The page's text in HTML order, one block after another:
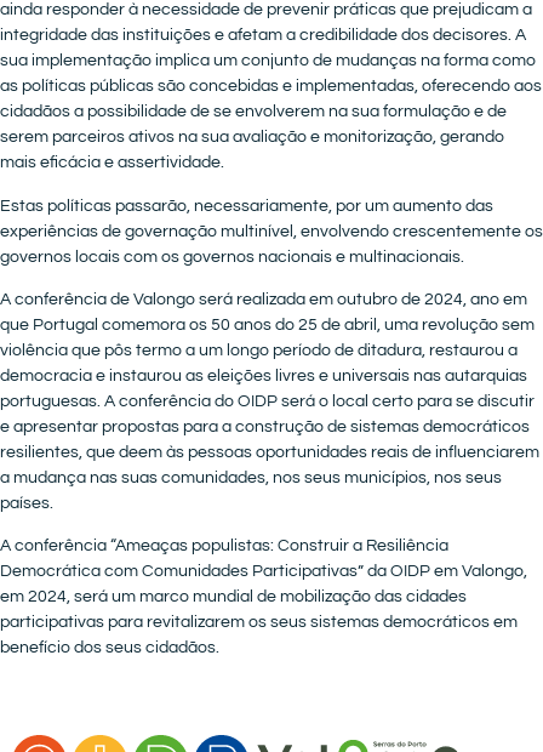
ainda responder à necessidade de prevenir práticas que prejudicam a
integridade das instituições e afetam a credibilidade dos decisores. A
sua implementação implica um conjunto de mudanças na forma como
as políticas públicas são concebidas e implementadas, oferecendo aos
cidadãos a possibilidade de se envolverem na sua formulação e de
serem parceiros ativos na sua avaliação e monitorização, gerando
mais eficácia e assertividade.
Estas políticas passarão, necessariamente, por um aumento das
experiências de governação multinível, envolvendo crescentemente os
governos locais com os governos nacionais e multinacionais.
A conferência de Valongo será realizada em outubro de 2024, ano em
que Portugal comemora os 50 anos do 25 de abril, uma revolução sem
violência que pôs termo a um longo período de ditadura, restaurou a
democracia e instaurou as eleições livres e universais nas autarquias
portuguesas. A conferência do OIDP será o local certo para se discutir
e apresentar propostas para a construção de sistemas democráticos
resilientes, que deem às pessoas oportunidades reais de influenciarem
a mudança nas suas comunidades, nos seus municípios, nos seus
países.
A conferência “Ameaças populistas: Construir a Resiliência
Democrática com Comunidades Participativas” da OIDP em Valongo,
em 2024, será um marco mundial de mobilização das cidades
participativas para revitalizarem os seus sistemas democráticos em
benefício dos seus cidadãos.